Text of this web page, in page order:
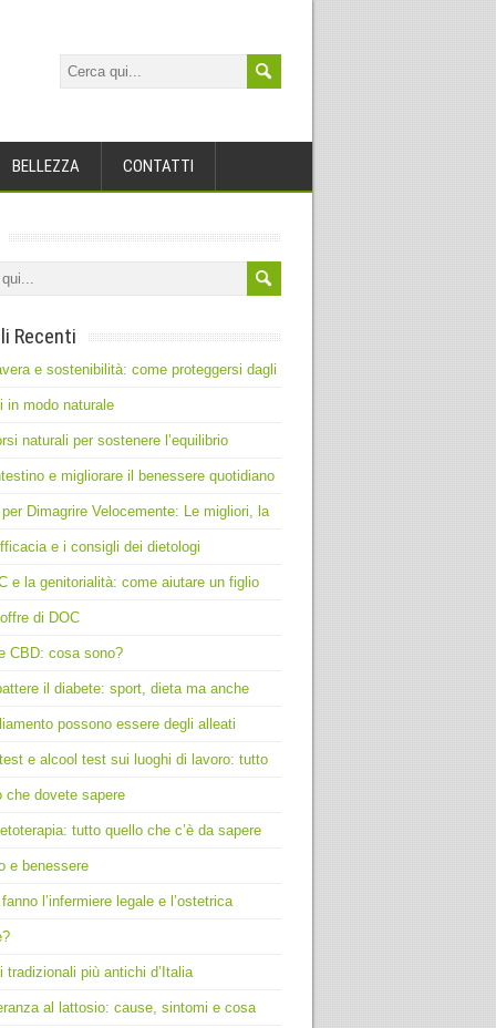
BELLEZZA CONTATTI
Recenti
e sostenibilità: come proteggersi dagli
in modo naturale
naturali per sostenere l’equilibrio
e migliorare il benessere quotidiano
Dimagrire Velocemente: Le migliori, la
e i consigli dei dietologi
e la genitorialità: come aiutare un figlio
di DOC
CBD: cosa sono?
il diabete: sport, dieta ma anche
possono essere degli alleati
e alcool test sui luoghi di lavoro: tutto
che dovete sapere
tutto quello che c’è da sapere
e benessere
l’infermiere legale e l’ostetrica
tradizionali più antichi d’Italia
al lattosio: cause, sintomi e cosa